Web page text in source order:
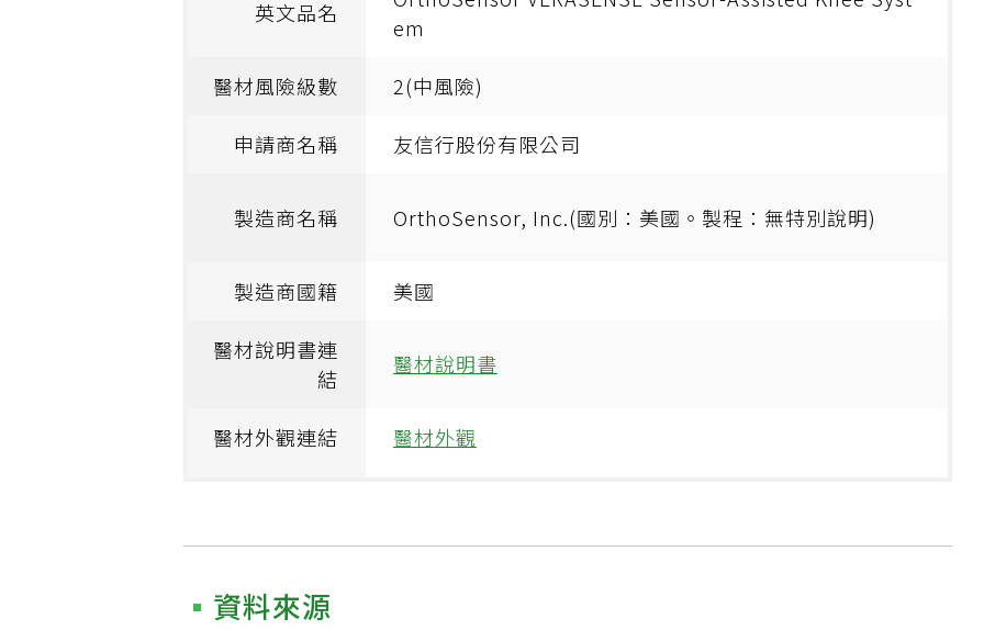
英文品名
em
醫材風險級數 2(中風險)
申請商名稱 友信行股份有限公司
製造商名稱 OrthoSensor, Inc.(國別：美國。製程：無特別說明)
製造商國籍 美國
醫材說明書連
結
醫材說明書
醫材外觀連結 醫材外觀
資料來源